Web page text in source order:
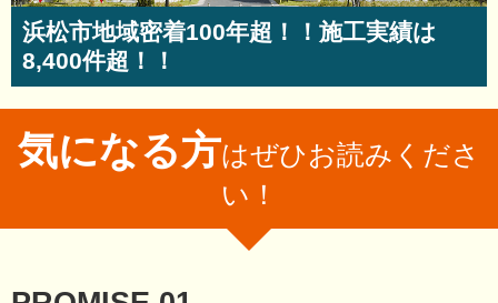
浜松市地域密着100年超！！施工実績は
8,400件超！！
気になる方はぜひお読みくださ
い！